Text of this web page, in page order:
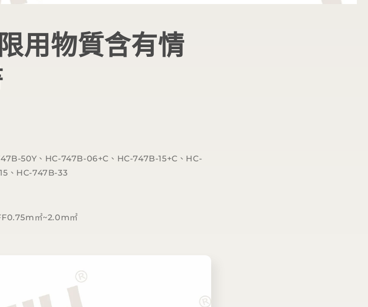
用物質含有情
50Y、HC-747B-06+C、HC-747B-15+C、HC-
、HC-747B-33
㎡~2.0m㎡